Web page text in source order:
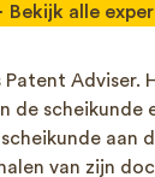
Bekijk alle
Patent Adviser.
de scheikunde
aan
van zijn